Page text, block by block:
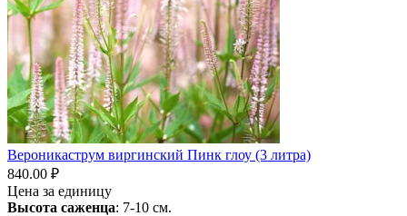
Вероникаструм виргинский Пинк глоу (3 литра)
840.00 ₽
Цена за единицу
Высота саженца: 7-10 см.